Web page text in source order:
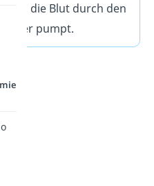
die Blut durch den
pumpt.